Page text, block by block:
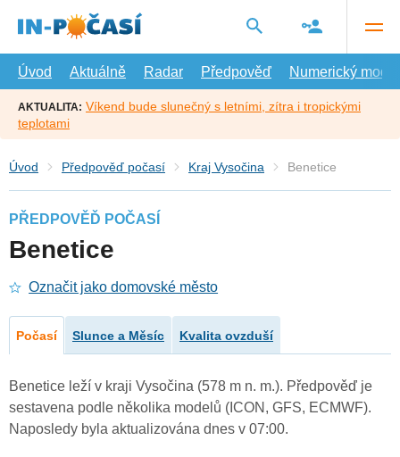
hlavní
Úvod
Aktuálně Radar Předpověď Numerický model
AKTUALITA: Víkend bude slunečný s letními, zítra i tropickými
teplotami
Úvod Předpověď počasí Kraj Vysočina Benetice
PŘEDPOVĚĎ POČASÍ
Benetice
Označit jako domovské město
Počasí Slunce a Měsíc Kvalita ovzduší
Benetice leží v kraji Vysočina (578 m n. m.). Předpověď je
sestavena podle několika modelů (ICON, GFS, ECMWF).
Naposledy byla aktualizována dnes v 07:00.